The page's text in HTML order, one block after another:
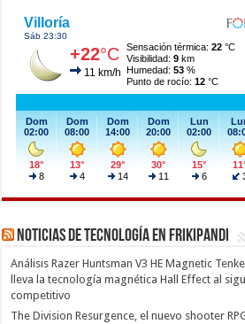
Noticias de Tecnología en Frikipandi
Análisis Razer Huntsman V3 HE Magnetic
lleva la tecnología magnética Hall Effect al
competitivo
The Division Resurgence, el nuevo shooter